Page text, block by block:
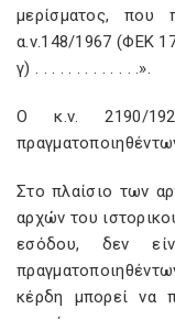
μερίσματος,
α.ν.148/1967 (ΦΕΚ
γ) . . . . . . . . . . . . .».
Ο κ.ν. 2190/
Στο πλαίσιο των
αρχών του
εσόδου, δεν
κέρδη μπορεί να